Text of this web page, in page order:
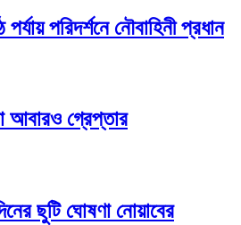
পর্যায় পরিদর্শনে নৌবাহিনী প্রধান
আবারও গ্রেপ্তার
ছুটি ঘোষণা নোয়াবের